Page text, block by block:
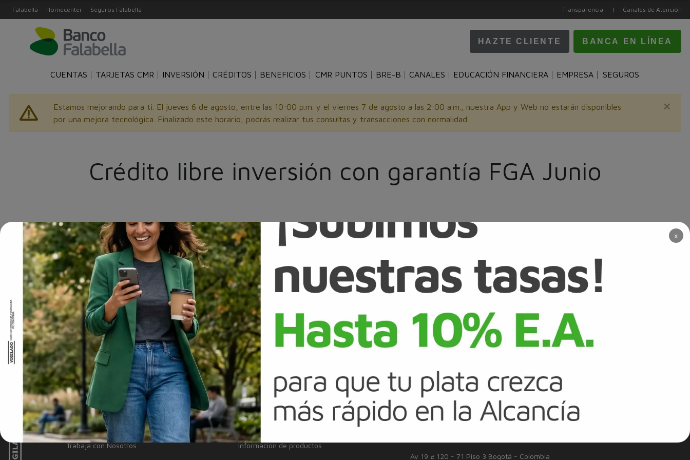
Falabella Homecenter Seguros Falabella Transparencia | Canales de Atención
HAZTE CLIENTE BANCA EN LÍNEA
CUENTAS TARJETAS CMR INVERSIÓN CRÉDITOS BENEFICIOS CMR PUNTOS BRE-B CANALES EDUCACIÓN FINANCIERA EMPRESA SEGUROS
Estamos mejorando para ti. El jueves 6 de agosto, entre las 10:00 p.m. y el viernes 7 de agosto a las 2:00 a.m., nuestra App y Web no estarán disponibles
por una mejora tecnológica. Finalizado este horario, podrás realizar tus consultas y transacciones con normalidad.
×
Crédito libre inversión con garantía FGA Junio
Legal
La línea de crédito de libre inversión con garantía del FGA (Fondo de Garantías de Antioquia) está sujeta a políticas de riesgo de crédito de Banco Falabella S.A, y a las Políticas definidas por el FGA. La tasa de
interés será la vigente en el momento del desembolso. El desembolso se podrá realizar únicamente por la App Banco Falabella a Cuentas de Ahorro de Banco Falabella y/o de otros bancos, siempre y cuando la
cuenta destino esté a nombre del titular de la línea de crédito. Consulta tasas de interés y tarifas vigentes enwww.bancofalabella.com.co/tasas-tarifas
. La comisión a favor del FGA, por concepto de la garantía,
estará a cargo del cliente y la comisión aplicable será la definida por el Banco, y que se encuentre vigente en el momento del desembolso, dicha comisión se descontará del valor del desembolso. La comisión a
favor del FGA genera un IVA del 19% y se descontará del valor desembolsado. La garantía del FGA no exime al cliente de la responsabilidad de pagar la deuda ni del reporte negativo ante centrales de riesgo en
caso de incumplimiento con el pago. Si tienes otras inquietudes, puede acceder a la página de internet del FGA
×
NUESTRO BANCO
Información Corporativa
Información a clientes
Tasas y Tarifas
Reportes de sostenibilidad
Trabaja con Nosotros
SERVICIO AL CLIENTE
Inclusión
Solicitudes y Reclamos
Noticias
Disponibilidad de servicios
Información de productos
LINKS DE INTERES
Sostenibilidad
Defensor del Consumidor Financiero
Certificaciones tributarias para comercios
aliados y proveedores
Av 19 # 120 - 71 Piso 3 Bogotá - Colombia